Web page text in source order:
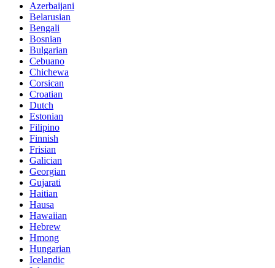
Azerbaijani
Belarusian
Bengali
Bosnian
Bulgarian
Cebuano
Chichewa
Corsican
Croatian
Dutch
Estonian
Filipino
Finnish
Frisian
Galician
Georgian
Gujarati
Haitian
Hausa
Hawaiian
Hebrew
Hmong
Hungarian
Icelandic